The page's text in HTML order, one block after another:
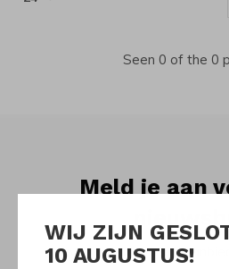
WIJ ZIJN
10 AUGUSTUS!
Seen 0 of the 0
Meld je aan
Ontvang de nieuwste